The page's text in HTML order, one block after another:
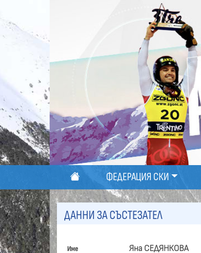
ФЕДЕРАЦИЯ СКИ
ДАННИ ЗА СЪСТЕЗАТЕЛ
Име Яна СЕДЯНКОВА